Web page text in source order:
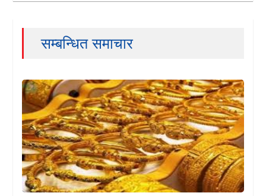
सम्बन्धित समाचार